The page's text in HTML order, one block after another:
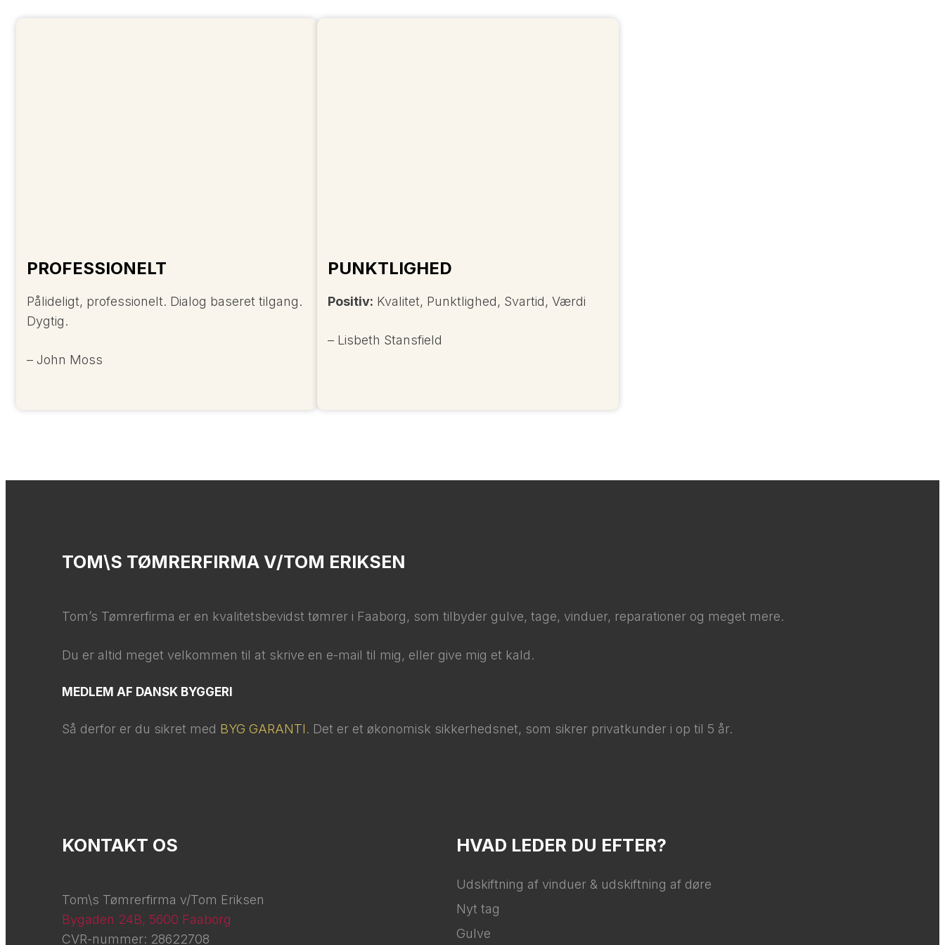
PROFESSIONELT
Pålideligt, professionelt. Dialog baseret tilgang.
Dygtig.
– John Moss
PUNKTLIGHED
Positiv: Kvalitet, Punktlighed, Svartid, Værdi
– Lisbeth Stansfield
TOM\S TØMRERFIRMA V/TOM ERIKSEN
Tom’s Tømrerfirma er en kvalitetsbevidst tømrer i Faaborg, som tilbyder gulve, tage, vinduer, reparationer og meget mere.​​
​Du er altid meget velkommen til at skrive en e-mail til mig, eller give mig et kald.​
MEDLEM AF DANSK BYGGERI
Så derfor er du sikret med BYG GARANTI. Det er et økonomisk sikkerhedsnet, som sikrer privatkunder i op til 5 år.
KONTAKT OS
Tom\s Tømrerfirma v/Tom Eriksen
Bygaden 24B, 5600 Faaborg
CVR-nummer: 28622708
HVAD LEDER DU EFTER?
Udskiftning af vinduer & udskiftning af døre
Nyt tag
Gulve